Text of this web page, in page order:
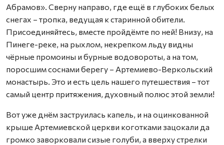
Абрамов». Сверну направо, где ещё в глубоких белых
снегах – тропка, ведущая к старинной обители.
Присоединяйтесь, вместе пройдёмте по ней! Внизу, на
Пинеге-реке, на рыхлом, некрепком льду видны
чёрные промоины и бурные водовороты, а на том,
поросшим соснами берегу – Артемиево-Веркольский
монастырь. Это и есть цель нашего путешествия – тот
самый центр притяжения, духовный полюс этой земли!
Вот уже днём заструилась капель, и на оцинкованной
крыше Артемиевской церкви коготками зацокали да
громко заворковали сизые голуби, а вверху стрелки